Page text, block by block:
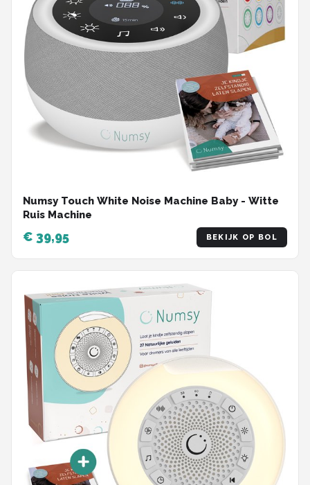
Numsy Touch White Noise Machine Baby - Witte
Ruis Machine
€ 39,95 BEKIJK OP BOL